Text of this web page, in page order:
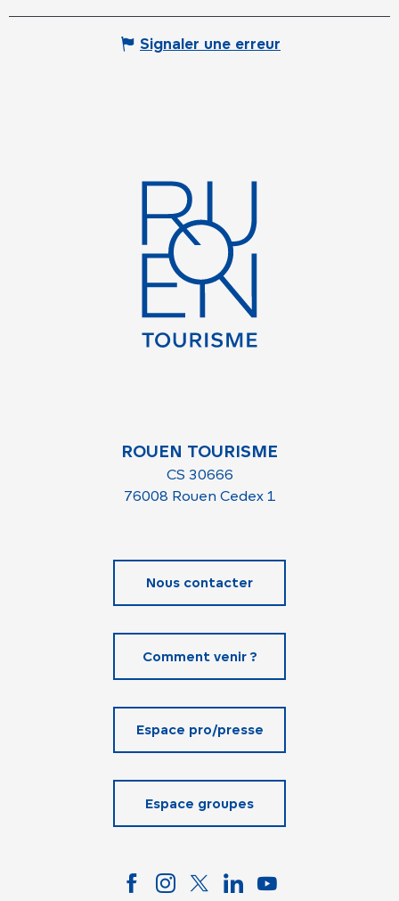
Signaler une erreur
ROUEN TOURISME
CS 30666
76008 Rouen Cedex 1
Nous contacter
Comment venir ?
Espace pro/presse
Espace groupes